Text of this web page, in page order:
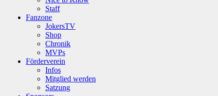
Staff
Fanzone
JokersTV
Shop
Chronik
MVPs
Förderverein
Infos
Mitglied werden
Satzung